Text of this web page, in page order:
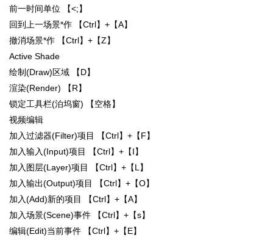
前一时间单位 【<;】
回到上一场景*作 【Ctrl】+【A】
撤消场景*作 【Ctrl】+【Z】
Active Shade
绘制(Draw)区域 【D】
渲染(Render) 【R】
锁定工具栏(泊坞窗) 【空格】
视频编辑
加入过滤器(Filter)项目 【Ctrl】+【F】
加入输入(Input)项目 【Ctrl】+【I】
加入图层(Layer)项目 【Ctrl】+【L】
加入输出(Output)项目 【Ctrl】+【O】
加入(Add)新的项目 【Ctrl】+【A】
加入场景(Scene)事件 【Ctrl】+【s】
编辑(Edit)当前事件 【Ctrl】+【E】